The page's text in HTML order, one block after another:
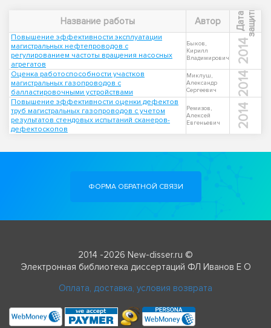
Название работы Автор Д
а
т
а
з
а
щ
и
т ы
Повышение эффективности эксплуатации
магистральных нефтепроводов с
регулированием частоты вращения насосных
агрегатов
Быков,
Кирилл
Владимирович
2014
Оценка работоспособности участков
магистральных газопроводов с
балластировочными устройствами
Миклуш,
Александр
Сергеевич
2014
Повышение эффективности оценки дефектов
труб магистральных газопроводов с учетом
результатов стендовых испытаний сканеров-
дефектоскопов
Ремизов,
Алексей
Евгеньевич
2014
ФОРМА ОБРАТНОЙ СВЯЗИ
2014 -2026 New-disser.ru ©
Электронная библиотека диссертаций ФЛ Иванов Е О
Оплата, доставка, условия возврата